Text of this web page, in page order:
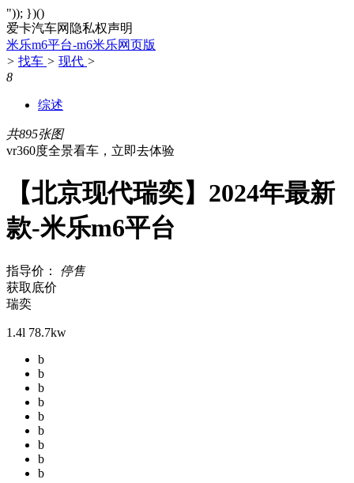
")); })()
爱卡汽车网隐私权声明
米乐m6平台-m6米乐网页版
> 找车 > 现代 >
8
综述
共895张图
vr360度全景看车，立即去体验
【北京现代瑞奕】2024年最新
款-米乐m6平台
指导价： 停售
获取底价
瑞奕
1.4l 78.7kw
b
b
b
b
b
b
b
b
b